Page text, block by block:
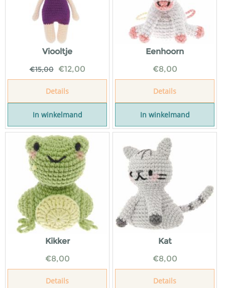
Viooltje
€15,00 €12,00
Details
In winkelmand
Eenhoorn
€8,00
Details
In winkelmand
Kikker
€8,00
Details
Kat
€8,00
Details